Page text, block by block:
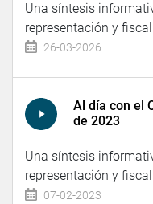
Una síntesis
representación y
26-03-2026
Al día con el
de 2023
Una síntesis
representación y
07-02-2023